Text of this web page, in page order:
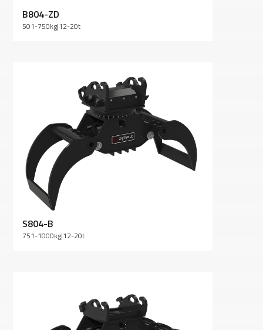
B804-ZD
501-750kg|12-20t
S804-B
751-1000kg|12-20t